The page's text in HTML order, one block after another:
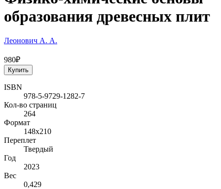
образования древесных плит
Леонович А. А.
980₽
Купить
ISBN
978-5-9729-1282-7
Кол-во страниц
264
Формат
148х210
Переплет
Твердый
Год
2023
Вес
0,429